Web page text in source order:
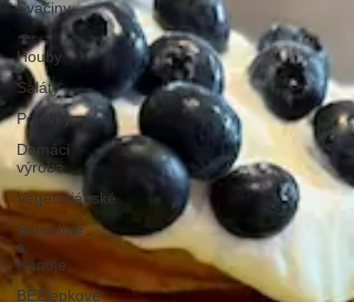
Svačiny
🍄
Houby
Saláty
Polévky
Domáci
výroba
Vegetariánské
Smoothie
a
Nápoje
BEZlepkové